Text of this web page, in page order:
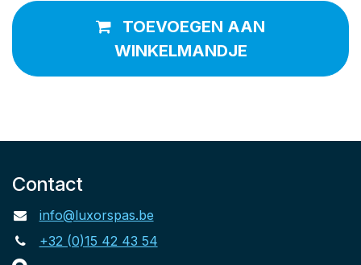
TOEVOEGEN AAN
WINKELMANDJE
Contact
info@luxorspas.be
+32 (0)15 42 43 54